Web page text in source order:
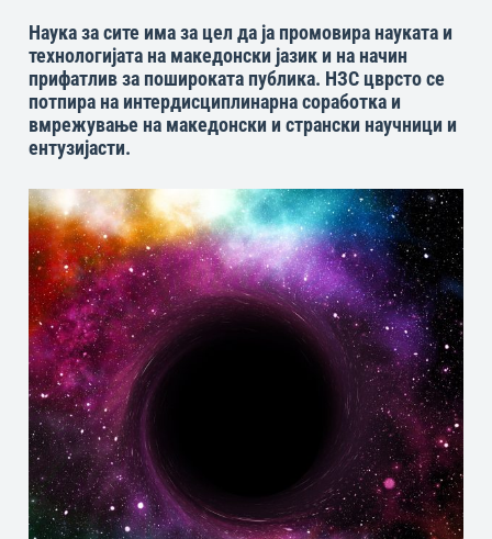
Наука за сите има за цел да ја промовира науката и
технологијата на македонски јазик и на начин
прифатлив за пошироката публика. НЗС цврсто се
потпира на интердисциплинарна соработка и
вмрежување на македонски и странски научници и
ентузијасти.